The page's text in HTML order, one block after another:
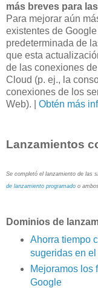
más breves para
Para mejorar aún
existentes de
predeterminada de
que esta
de las conexiones
Cloud (p. ej., la
conexiones de los
Web). | Obtén más
Lanzamientos
Se completó el lanzamiento de las
de lanzamiento programado o
Dominios de
Ahorra tiempo
sugeridas en
Mejoramos los
Google